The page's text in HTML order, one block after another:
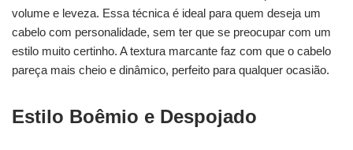
volume e leveza. Essa técnica é ideal para quem deseja um
cabelo com personalidade, sem ter que se preocupar com um
estilo muito certinho. A textura marcante faz com que o cabelo
pareça mais cheio e dinâmico, perfeito para qualquer ocasião.
Estilo Boêmio e Despojado